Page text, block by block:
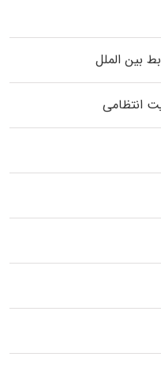
بین الملل
انتظامی